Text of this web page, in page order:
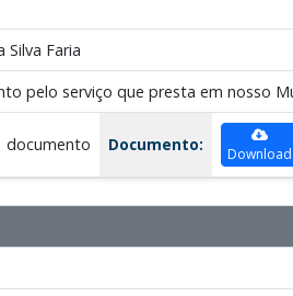
Silva Faria
pelo serviço que presta em nosso
documento Documento: Download